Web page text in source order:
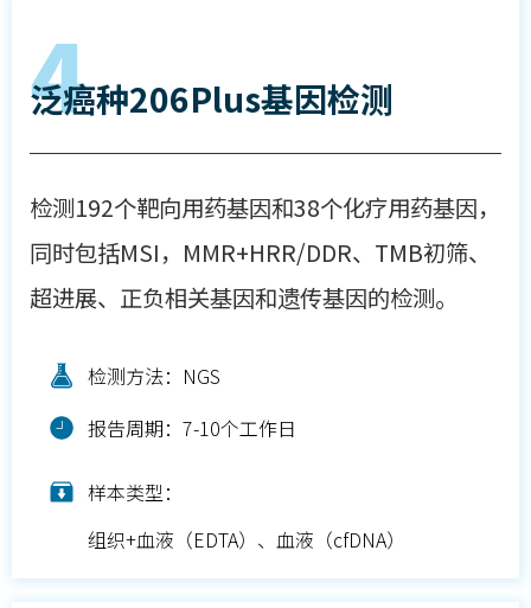
4
泛癌种206Plus基因检测
检测192个靶向用药基因和38个化疗用药基因，
同时包括MSI，MMR+HRR/DDR、TMB初筛、
超进展、正负相关基因和遗传基因的检测。
检测方法：NGS
报告周期：7-10个工作日
样本类型：
组织+血液（EDTA）、血液（cfDNA）